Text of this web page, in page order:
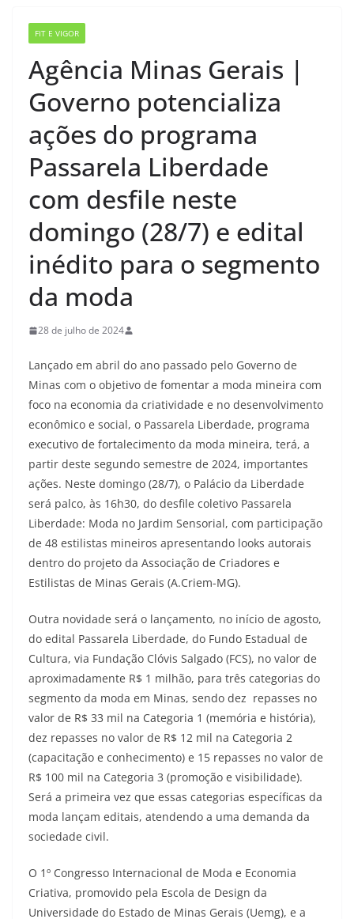
FIT E VIGOR
Agência Minas Gerais |
Governo potencializa
ações do programa
Passarela Liberdade
com desfile neste
domingo (28/7) e edital
inédito para o segmento
da moda
28 de julho de 2024
Lançado em abril do ano passado pelo Governo de
Minas com o objetivo de fomentar a moda mineira com
foco na economia da criatividade e no desenvolvimento
econômico e social, o Passarela Liberdade, programa
executivo de fortalecimento da moda mineira, terá, a
partir deste segundo semestre de 2024, importantes
ações. Neste domingo (28/7), o Palácio da Liberdade
será palco, às 16h30, do desfile coletivo Passarela
Liberdade: Moda no Jardim Sensorial, com participação
de 48 estilistas mineiros apresentando looks autorais
dentro do projeto da Associação de Criadores e
Estilistas de Minas Gerais (A.Criem-MG).
Outra novidade será o lançamento, no início de agosto,
do edital Passarela Liberdade, do Fundo Estadual de
Cultura, via Fundação Clóvis Salgado (FCS), no valor de
aproximadamente R$ 1 milhão, para três categorias do
segmento da moda em Minas, sendo dez repasses no
valor de R$ 33 mil na Categoria 1 (memória e história),
dez repasses no valor de R$ 12 mil na Categoria 2
(capacitação e conhecimento) e 15 repasses no valor de
R$ 100 mil na Categoria 3 (promoção e visibilidade).
Será a primeira vez que essas categorias específicas da
moda lançam editais, atendendo a uma demanda da
sociedade civil.
O 1º Congresso Internacional de Moda e Economia
Criativa, promovido pela Escola de Design da
Universidade do Estado de Minas Gerais (Uemg), e a